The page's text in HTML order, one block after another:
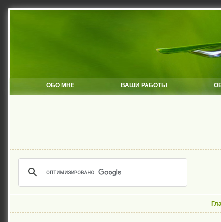
ОБО МНЕ ВАШИ РАБОТЫ